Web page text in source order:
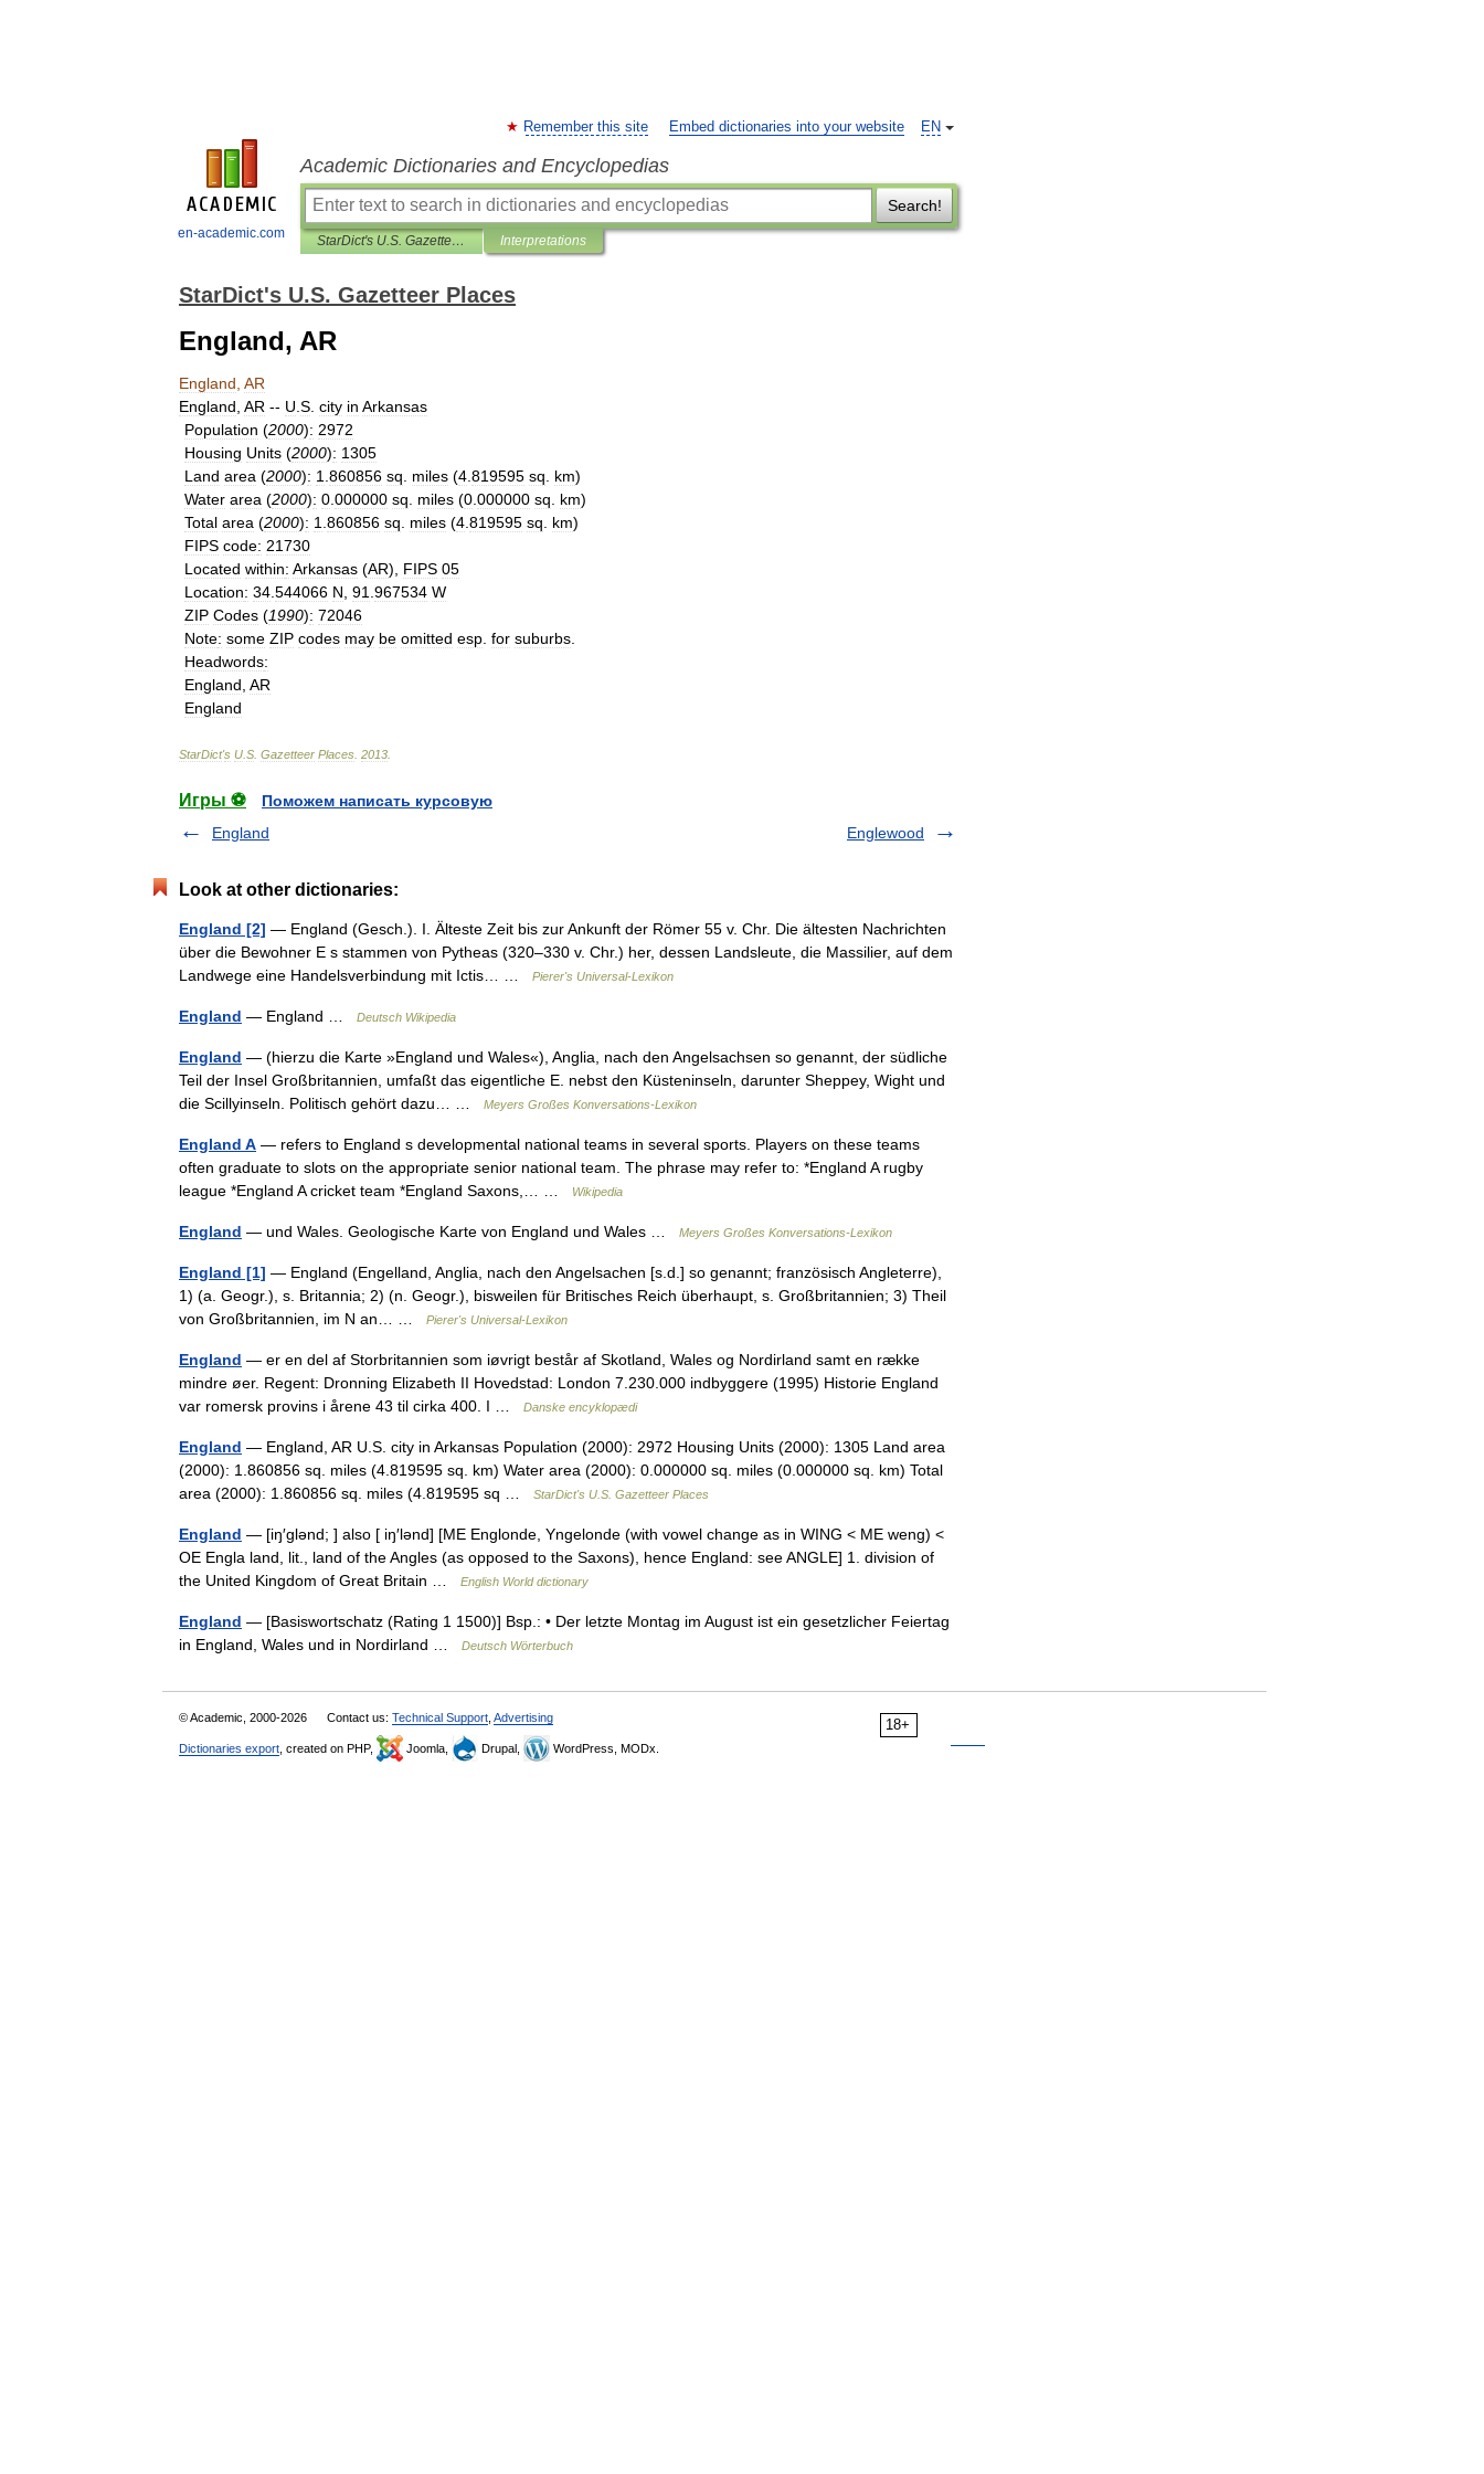
en-academic.com
EN
Remember this site Embed dictionaries into your website
Academic Dictionaries and Encyclopedias
Search!
StarDict's U.S. Gazetteer Places Interpretations
StarDict's U.S. Gazetteer Places
England, AR
England AR
England AR -- U S city in Arkansas
Population (2000): 2972
Housing Units (2000): 1305
Land area (2000): 1 860856 sq miles (4 819595 sq km)
Water area (2000): 0 000000 sq miles (0 000000 sq km)
Total area (2000): 1 860856 sq miles (4 819595 sq km)
FIPS code: 21730
Located within: Arkansas (AR), FIPS 05
Location: 34 544066 N 91 967534 W
ZIP Codes (1990): 72046
Note: some ZIP codes may be omitted esp for suburbs
Headwords:
England AR
England
StarDict's U S Gazetteer Places 2013
Игры ⚽
Поможем написать курсовую
England
Englewood
Look at other dictionaries:
England [2] — England (Gesch.). I. Älteste Zeit bis zur Ankunft der Römer 55 v. Chr. Die ältesten Nachrichten
über die Bewohner E s stammen von Pytheas (320–330 v. Chr.) her, dessen Landsleute, die Massilier, auf dem
Landwege eine Handelsverbindung mit Ictis… …
Pierer's Universal-Lexikon
England — England … Deutsch Wikipedia
England — (hierzu die Karte »England und Wales«), Anglia, nach den Angelsachsen so genannt, der südliche
Teil der Insel Großbritannien, umfaßt das eigentliche E. nebst den Küsteninseln, darunter Sheppey, Wight und
die Scillyinseln. Politisch gehört dazu… …
Meyers Großes Konversations-Lexikon
England A — refers to England s developmental national teams in several sports. Players on these teams
often graduate to slots on the appropriate senior national team. The phrase may refer to: *England A rugby
league *England A cricket team *England Saxons,… …
Wikipedia
England — und Wales. Geologische Karte von England und Wales … Meyers Großes Konversations-Lexikon
England [1] — England (Engelland, Anglia, nach den Angelsachen [s.d.] so genannt; französisch Angleterre),
1) (a. Geogr.), s. Britannia; 2) (n. Geogr.), bisweilen für Britisches Reich überhaupt, s. Großbritannien; 3) Theil
von Großbritannien, im N an… …
Pierer's Universal-Lexikon
England — er en del af Storbritannien som iøvrigt består af Skotland, Wales og Nordirland samt en række
mindre øer. Regent: Dronning Elizabeth II Hovedstad: London 7.230.000 indbyggere (1995) Historie England
var romersk provins i årene 43 til cirka 400. I …
Danske encyklopædi
England — England, AR U.S. city in Arkansas Population (2000): 2972 Housing Units (2000): 1305 Land area
(2000): 1.860856 sq. miles (4.819595 sq. km) Water area (2000): 0.000000 sq. miles (0.000000 sq. km) Total
area (2000): 1.860856 sq. miles (4.819595 sq …
StarDict's U.S. Gazetteer Places
England — [iŋ′glənd; ] also [ iŋ′lənd] [ME Englonde, Yngelonde (with vowel change as in WING < ME weng) <
OE Engla land, lit., land of the Angles (as opposed to the Saxons), hence England: see ANGLE] 1. division of
the United Kingdom of Great Britain …
English World dictionary
England — [Basiswortschatz (Rating 1 1500)] Bsp.: • Der letzte Montag im August ist ein gesetzlicher Feiertag
in England, Wales und in Nordirland …
Deutsch Wörterbuch
18+
© Academic, 2000-2026 Contact us: Technical Support Advertising
Dictionaries export , created on PHP, Joomla, Drupal, WordPress, MODx.